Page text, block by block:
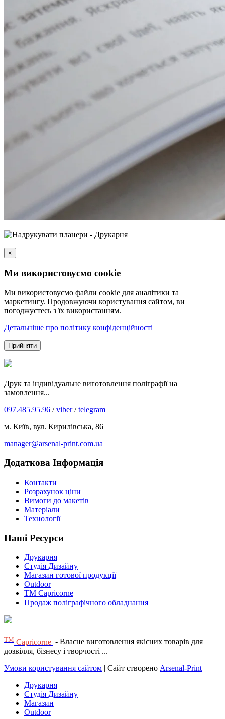
×
Ми використовуємо cookie
Ми використовуємо файли cookie для аналітики та
маркетингу. Продовжуючи користування сайтом, ви
погоджуєтесь з їх використанням.
Детальніше про політику конфіденційності
Прийняти
Друк та індивідуальне виготовлення поліграфії на
замовлення...
097.485.95.96 /viber/telegram
м. Київ, вул. Кирилівська, 86
manager@arsenal-print.com.ua
Додаткова Інформація
Контакти
Розрахунок ціни
Вимоги до макетів
Матеріали
Технології
Наші Ресурси
Друкарня
Студія Дизайну
Магазин готової продукції
Outdoor
TM Capricorne
Продаж поліграфічного обладнання
ТМ Capricorne - Власне виготовлення якісних товарів для
дозвілля, бізнесу і творчості ...
Умови користування сайтом | Сайт створено Arsenal-Print
Друкарня
Студія Дизайну
Магазин
Outdoor